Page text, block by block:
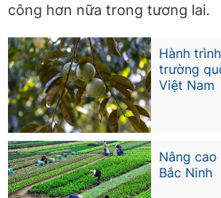
công hơn nữa trong tương lai.
Hành
trường
Việt Nam
Nâng
Bắc Ninh